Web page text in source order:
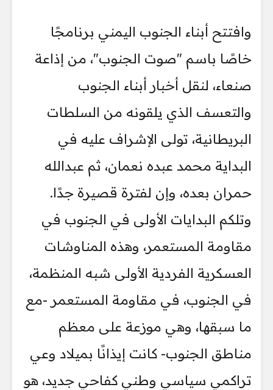
وافتتح أبناء الجنوب اليمني برنامجًا
خاصًا باسم "صوت الجنوب"، من إذاعة
صنعاء، لنقل أخبار أبناء الجنوب
والتعسف الذي يلقونه من السلطات
البريطانية، تولى الإشراف عليه في
البداية محمد عبده نعمان، ثم عبدالله
حمران بعده، وإن لفترة قصيرة جدًا.
وتلكم البدايات الأولى في الجنوب في
مقاومة المستعمر، وهذه المناوشات
العسكرية الفردية الأولى شبه المنظمة،
في الجنوب، في مقاومة المستعمر -مع
ما سبقها، وهي موزعة على معظم
مناطق الجنوب- كانت إيذانًا بميلاد وعي
تراكمي سياسي وطني كفاحي جديد، هو